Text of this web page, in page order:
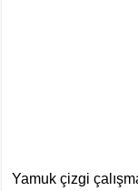
Yamuk çizgi